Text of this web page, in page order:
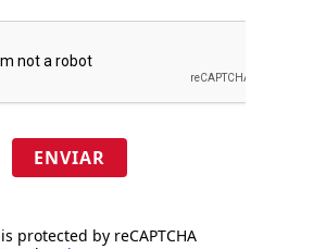
ENVIAR
protected by reCAPTCHA